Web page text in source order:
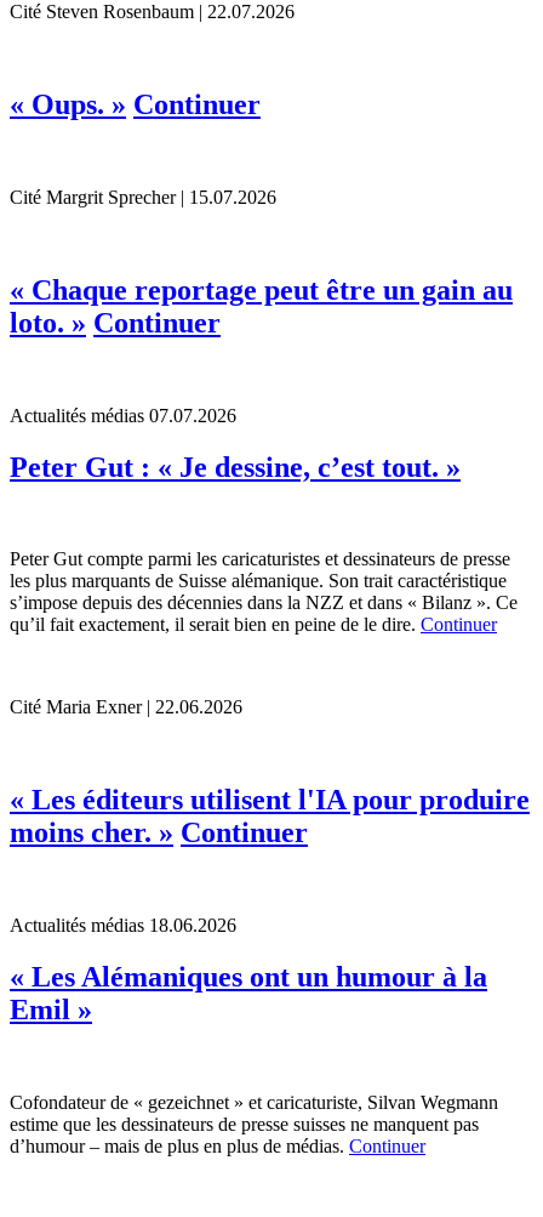
Cité Steven Rosenbaum | 22.07.2026
« Oups. » Continuer
Cité Margrit Sprecher | 15.07.2026
« Chaque reportage peut être un gain au
loto. » Continuer
Actualités médias 07.07.2026
Peter Gut : « Je dessine, c’est tout. »
Peter Gut compte parmi les caricaturistes et dessinateurs de presse
les plus marquants de Suisse alémanique. Son trait caractéristique
s’impose depuis des décennies dans la NZZ et dans « Bilanz ». Ce
qu’il fait exactement, il serait bien en peine de le dire. Continuer
Cité Maria Exner | 22.06.2026
« Les éditeurs utilisent l'IA pour produire
moins cher. » Continuer
Actualités médias 18.06.2026
« Les Alémaniques ont un humour à la
Emil »
Cofondateur de « gezeichnet » et caricaturiste, Silvan Wegmann
estime que les dessinateurs de presse suisses ne manquent pas
d’humour – mais de plus en plus de médias. Continuer